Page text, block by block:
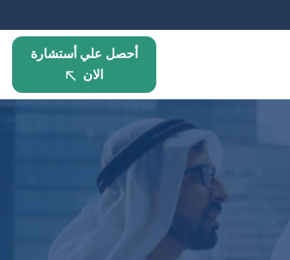
أحصل علي أستشارة
الان